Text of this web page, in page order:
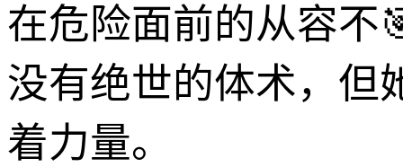
在危险面前的从容不
没有绝世的体术，但
着力量。